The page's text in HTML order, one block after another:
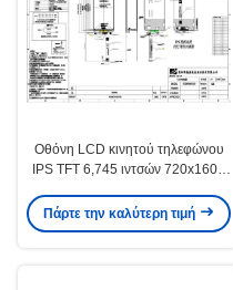
Οθόνη LCD κινητού τηλεφώνου
IPS TFT 6,745 ιντσών 720x1600
Πάρτε την καλύτερη τιμή